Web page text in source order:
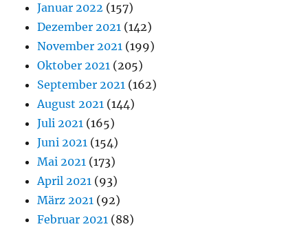
Januar 2022 (157)
Dezember 2021 (142)
November 2021 (199)
Oktober 2021 (205)
September 2021 (162)
August 2021 (144)
Juli 2021 (165)
Juni 2021 (154)
Mai 2021 (173)
April 2021 (93)
März 2021 (92)
Februar 2021 (88)